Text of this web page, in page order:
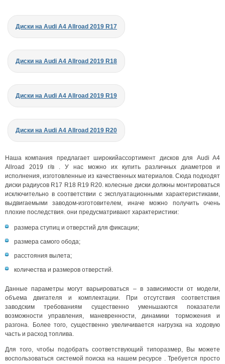
Диски на Audi A4 Allroad 2019 R17
Диски на Audi A4 Allroad 2019 R18
Диски на Audi A4 Allroad 2019 R19
Диски на Audi A4 Allroad 2019 R20
Наша компания предлагает широкийассортимент дисков для Audi A4
Allroad 2019 г/в . У нас можно их купить различных диаметров и
исполнения, изготовленные из качественных материалов. Сюда подходят
диски радиусов R17 R18 R19 R20. колесные диски должны монтироваться
исключительно в соответствии с эксплуатационными характеристиками,
выдвигаемыми заводом-изготовителем, иначе можно получить очень
плохие последствия. они предусматривают характеристики:
размера ступиц и отверстий для фиксации;
размера самого обода;
расстояния вылета;
количества и размеров отверстий.
Данные параметры могут варьироваться – в зависимости от модели,
объема двигателя и комплектации. При отсутствия соответствия
заводским требованиям существенно уменьшаются показатели
возможности управления, маневренности, динамики торможения и
разгона. Более того, существенно увеличивается нагрузка на ходовую
часть и расход топлива.
Для того, чтобы подобрать соответствующий типоразмер, Вы можете
воспользоваться системой поиска на нашем ресурсе . Требуется просто